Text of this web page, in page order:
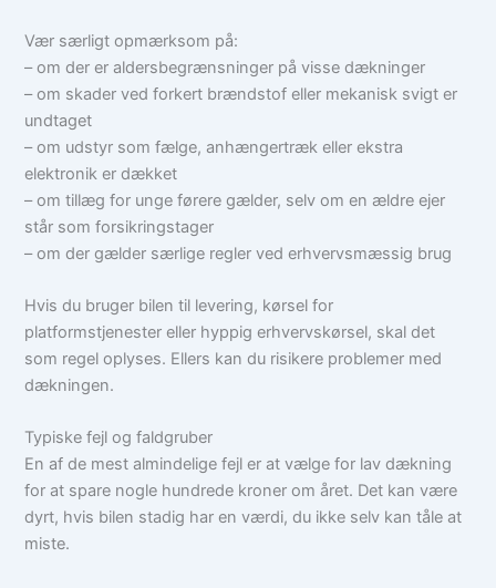
Vær særligt opmærksom på:
– om der er aldersbegrænsninger på visse dækninger
– om skader ved forkert brændstof eller mekanisk svigt er
undtaget
– om udstyr som fælge, anhængertræk eller ekstra
elektronik er dækket
– om tillæg for unge førere gælder, selv om en ældre ejer
står som forsikringstager
– om der gælder særlige regler ved erhvervsmæssig brug
Hvis du bruger bilen til levering, kørsel for
platformstjenester eller hyppig erhvervskørsel, skal det
som regel oplyses. Ellers kan du risikere problemer med
dækningen.
Typiske fejl og faldgruber
En af de mest almindelige fejl er at vælge for lav dækning
for at spare nogle hundrede kroner om året. Det kan være
dyrt, hvis bilen stadig har en værdi, du ikke selv kan tåle at
miste.